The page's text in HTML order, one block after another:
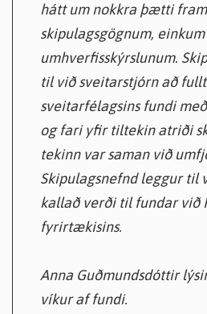
hátt um nokkra þætti
skipulagsgögnum,
umhverfisskýrslunum.
til við sveitarstjórn að
sveitarfélagsins fundi
og fari yfir tiltekin atriði
tekinn var saman við
Skipulagsnefnd leggur til
kallað verði til fundar við
fyrirtækisins.
Anna Guðmundsdóttir
víkur af fundi.